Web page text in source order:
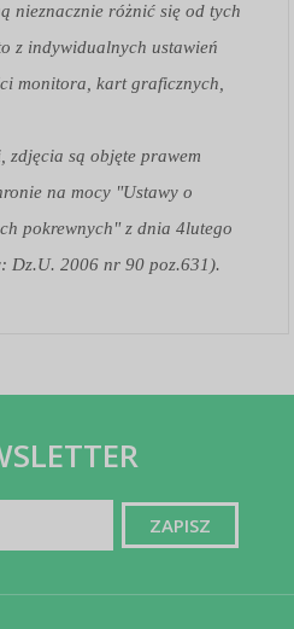
nieznacznie różnić się od tych
z indywidualnych ustawień
monitora, kart graficznych,
zdjęcia są objęte prawem
na mocy "Ustawy o
pokrewnych" z dnia 4lutego
Dz.U. 2006 nr 90 poz.631).